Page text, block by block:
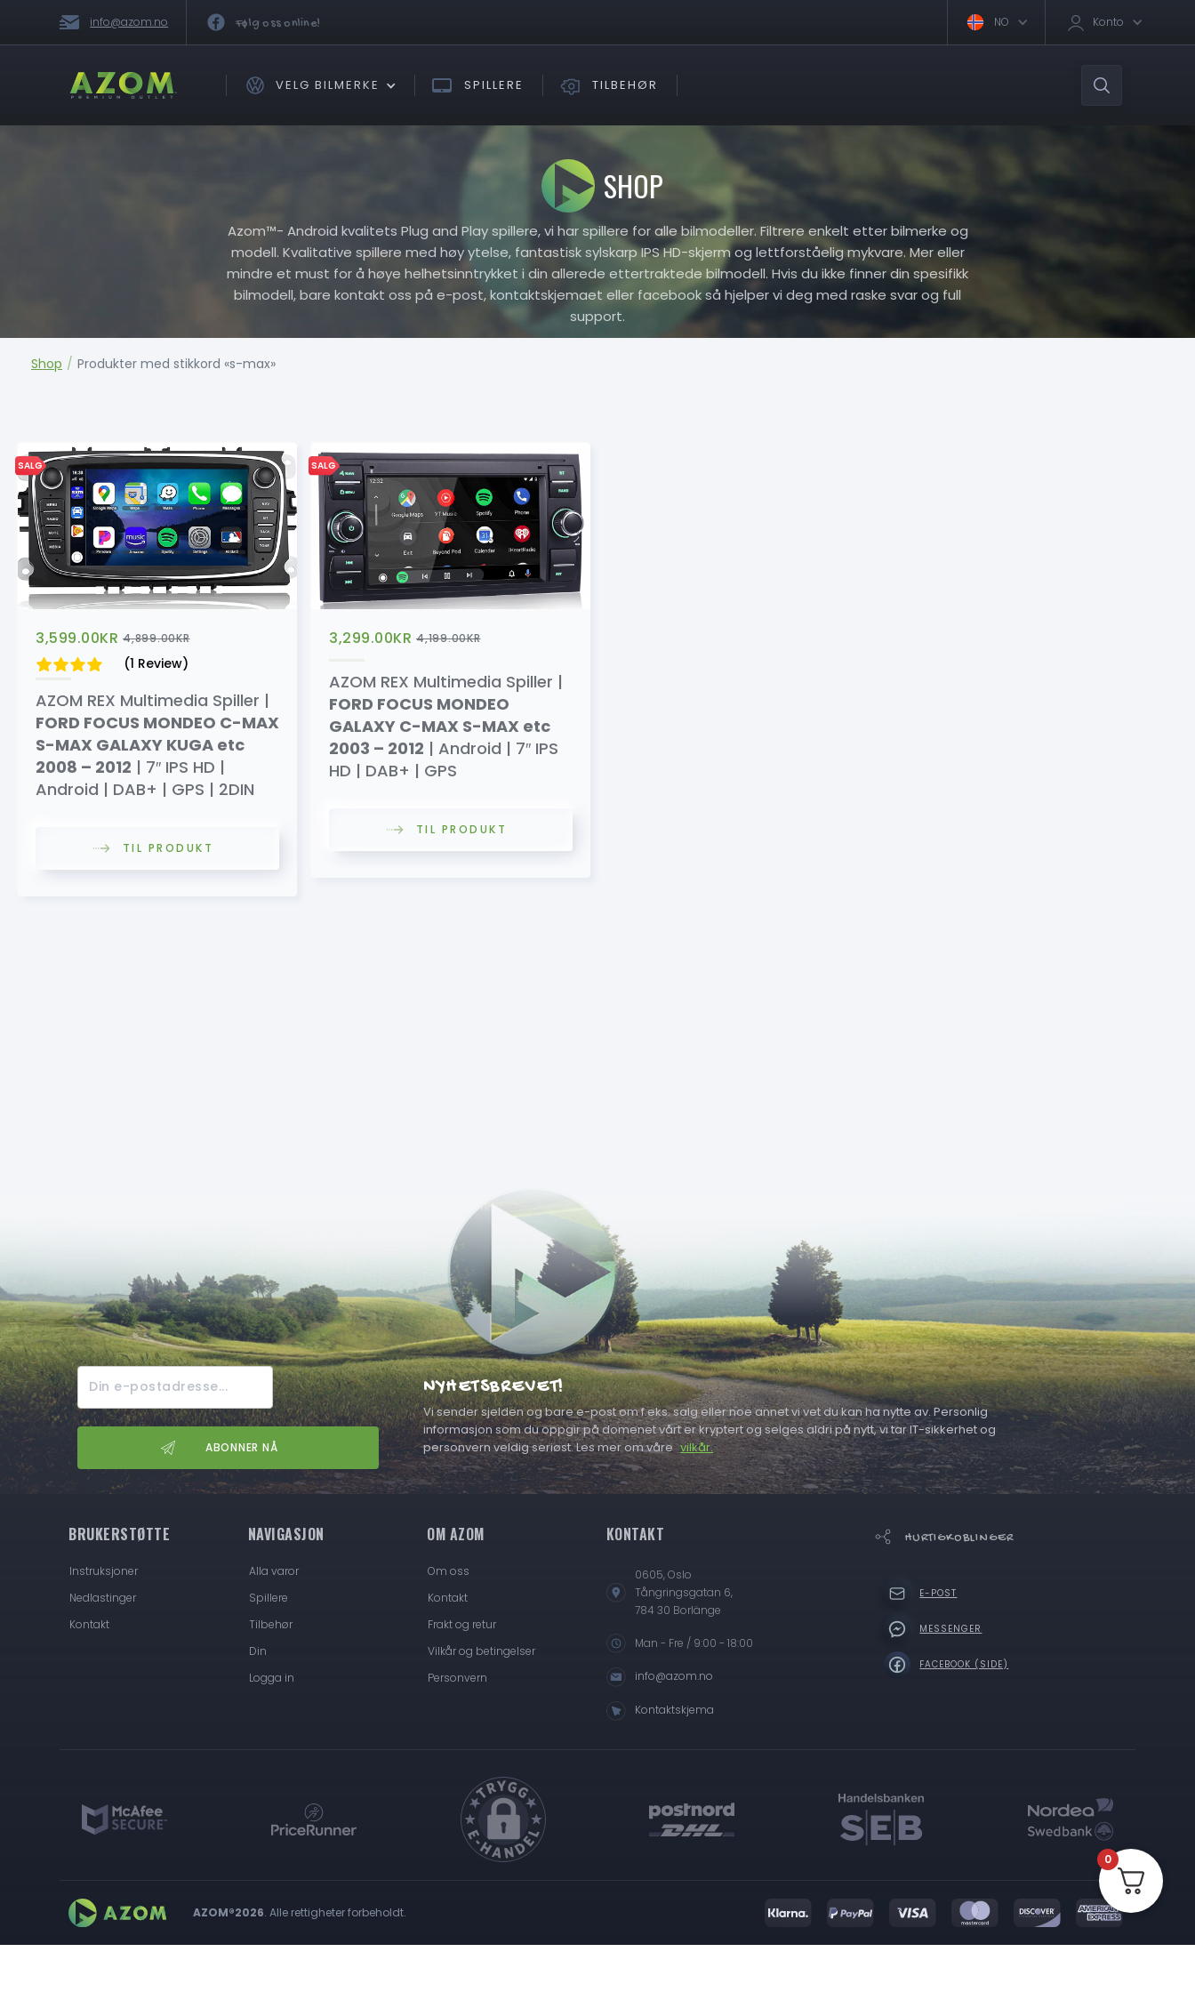
info@azom.no Følg oss online! NO Konto
VELG BILMERKE SPILLERE TILBEHØR
SHOP
Azom™- Android kvalitets Plug and Play spillere, vi har spillere for alle bilmodeller. Filtrere enkelt etter bilmerke og
modell. Kvalitative spillere med høy ytelse, fantastisk sylskarp IPS HD-skjerm og lettforståelig mykvare. Mer eller
mindre et must for å høye helhetsinntrykket i din allerede ettertraktede bilmodell. Hvis du ikke finner din spesifikk
bilmodell, bare kontakt oss på e-post, kontaktskjemaet eller facebook så hjelper vi deg med raske svar og full
support.
Shop / Produkter med stikkord «s-max»
SALG
3,599.00KR 4,899.00KR
(1 Review)
AZOM REX Multimedia Spiller |
FORD FOCUS MONDEO C-MAX
S-MAX GALAXY KUGA etc
2008 – 2012 | 7″ IPS HD |
Android | DAB+ | GPS | 2DIN
TIL PRODUKT
SALG
3,299.00KR 4,199.00KR
AZOM REX Multimedia Spiller |
FORD FOCUS MONDEO
GALAXY C-MAX S-MAX etc
2003 – 2012 | Android | 7″ IPS
HD | DAB+ | GPS
TIL PRODUKT
NYHETSBREVET!
Vi sender sjelden og bare e-post om f.eks. salg eller noe annet vi vet du kan ha nytte av. Personlig
informasjon som du oppgir på domenet vårt er kryptert og selges aldri på nytt, vi tar IT-sikkerhet og
personvern veldig seriøst. Les mer om våre vilkår.
BRUKERSTØTTE
Instruksjoner
Nedlastinger
Kontakt
NAVIGASJON
Alla varor
Spillere
Tilbehør
Din
Logga in
OM AZOM
Om oss
Kontakt
Frakt og retur
Vilkår og betingelser
Personvern
KONTAKT
0605, Oslo
Tångringsgatan 6,
784 30 Borlänge
Man - Fre / 9:00 - 18:00
info@azom.no
Kontaktskjema
HURTIGKOBLINGER
E-POST
MESSENGER
FACEBOOK (SIDE)
AZOM®2026. Alle rettigheter forbeholdt.
0